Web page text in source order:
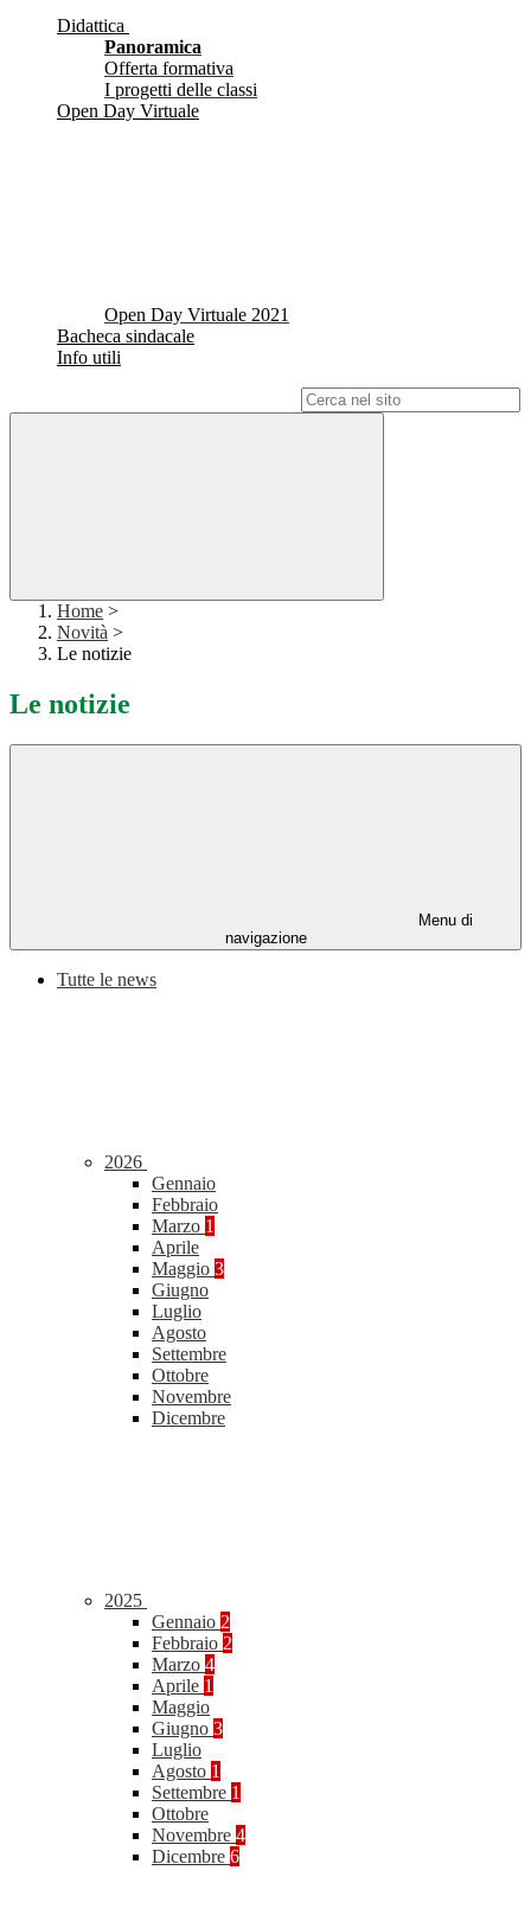
Didattica
Panoramica
Offerta formativa
I progetti delle classi
Open Day Virtuale
Open Day Virtuale 2021
Bacheca sindacale
Info utili
Home >
Novità >
Le notizie
Le notizie
Menu di
navigazione
Tutte le news
2026
Gennaio
Febbraio
Marzo 1
Aprile
Maggio 3
Giugno
Luglio
Agosto
Settembre
Ottobre
Novembre
Dicembre
2025
Gennaio 2
Febbraio 2
Marzo 4
Aprile 1
Maggio
Giugno 3
Luglio
Agosto 1
Settembre 1
Ottobre
Novembre 4
Dicembre 6